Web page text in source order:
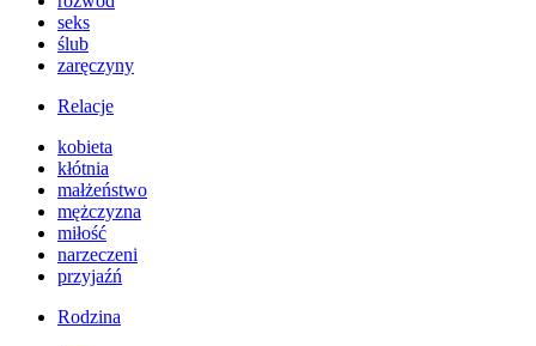
seks
ślub
zaręczyny
Relacje
kobieta
kłótnia
małżeństwo
mężczyzna
miłość
narzeczeni
przyjaźń
Rodzina